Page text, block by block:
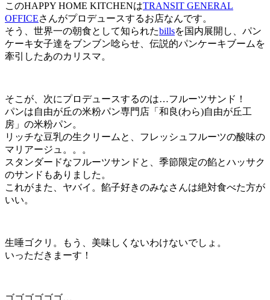
このHAPPY HOME KITCHENはTRANSIT GENERAL
OFFICEさんがプロデュースするお店なんです。
そう、世界一の朝食として知られたbillsを国内展開し、パン
ケーキ女子達をブンブン唸らせ、伝説的パンケーキブームを
牽引したあのカリスマ。
そこが、次にプロデュースするのは…フルーツサンド！
パンは自由が丘の米粉パン専門店「和良(わら)自由が丘工
房」の米粉パン。
リッチな豆乳の生クリームと、フレッシュフルーツの酸味の
マリアージュ。。。
スタンダードなフルーツサンドと、季節限定の餡とハッサク
のサンドもありました。
これがまた、ヤバイ。餡子好きのみなさんは絶対食べた方が
いい。
生唾ゴクリ。もう、美味しくないわけないでしょ。
いっただきまーす！